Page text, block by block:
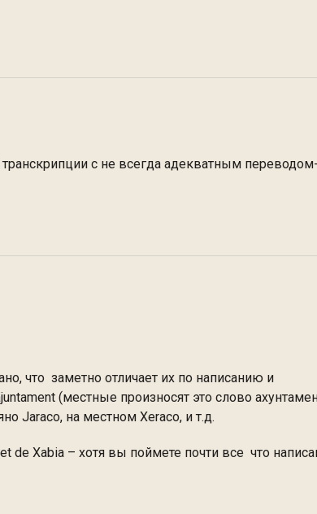
с не всегда адекватным
что заметно отличает их по написанию и
(местные произносят это слово
Jaraco, на местном Xeraco, и т.д.
de Xabia – хотя вы поймете почти все что